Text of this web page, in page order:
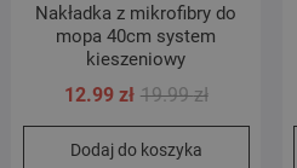
Nakładka z mikrofibry do
mopa 40cm system
kieszeniowy
19.99złPierwotna
cena
12.99 zł
Aktualna
cena
Dodaj do koszyka